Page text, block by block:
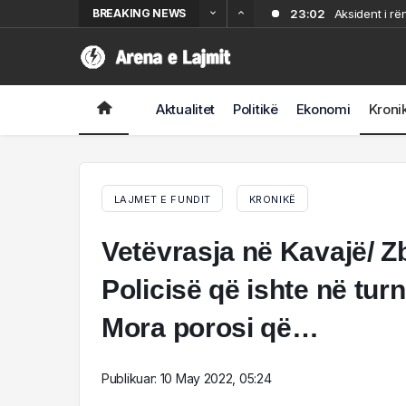
BREAKING NEWS 23:02
Aksident i
Aktualitet Politikë Ekonomi
LAJMET E FUNDIT KRONIKË
Vetëvrasja në Kavajë/
Policisë që ishte në
Mora porosi që…
Publikuar: 10 May 2022, 05:24